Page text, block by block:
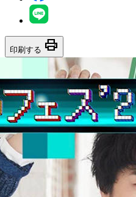
印刷する print